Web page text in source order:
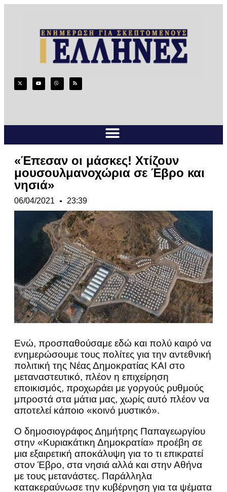
«Έπεσαν οι μάσκες! Χτίζουν
μουσουλμανοχώρια σε Έβρο και
νησιά»
06/04/2021 23:39
Ενώ, προσπαθούσαμε εδώ και πολύ καιρό να
ενημερώσουμε τους πολίτες για την αντεθνική
πολιτική της Νέας Δημοκρατίας ΚΑΙ στο
μεταναστευτικό, πλέον η επιχείρηση
εποικισμός, προχωράει με γοργούς ρυθμούς
μπροστά στα μάτια μας, χωρίς αυτό πλέον να
αποτελεί κάποιο «κοινό μυστικό».
Ο δημοσιογράφος Δημήτρης Παπαγεωργίου
στην «Κυριακάτικη Δημοκρατία» προέβη σε
μια εξαιρετική αποκάλυψη για το τι επικρατεί
στον Έβρο, στα νησιά αλλά και στην Αθήνα
με τους μετανάστες. Παράλληλα
κατακεραύνωσε την κυβέρνηση για τα ψέματα